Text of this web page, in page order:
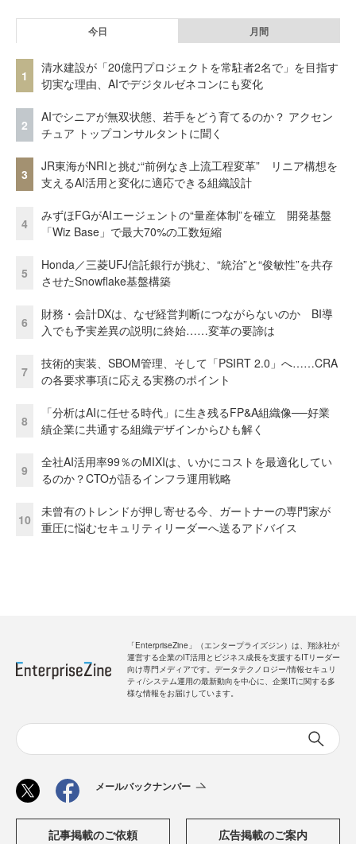
今日 月間
1
清水建設が「20億円プロジェクトを常駐者2名で」を目指す
切実な理由、AIでデジタルゼネコンにも変化
2
AIでシニアが無双状態、若手をどう育てるのか？ アクセン
チュア トップコンサルタントに聞く
3
JR東海がNRIと挑む“前例なき上流工程変革” リニア構想を
支えるAI活用と変化に適応できる組織設計
4
みずほFGがAIエージェントの“量産体制”を確立 開発基盤
「Wiz Base」で最大70%の工数短縮
5
Honda／三菱UFJ信託銀行が挑む、“統治”と“俊敏性”を共存
させたSnowflake基盤構築
6
財務・会計DXは、なぜ経営判断につながらないのか BI導
入でも予実差異の説明に終始……変革の要諦は
7
技術的実装、SBOM管理、そして「PSIRT 2.0」へ……CRA
の各要求事項に応える実務のポイント
8
「分析はAIに任せる時代」に生き残るFP&A組織像──好業
績企業に共通する組織デザインからひも解く
9
全社AI活用率99％のMIXIは、いかにコストを最適化してい
るのか？CTOが語るインフラ運用戦略
10
未曾有のトレンドが押し寄せる今、ガートナーの専門家が
重圧に悩むセキュリティリーダーへ送るアドバイス
「EnterpriseZine」（エンタープライズジン）は、翔泳社が
運営する企業のIT活用とビジネス成長を支援するITリーダー
向け専門メディアです。データテクノロジー/情報セキュリ
ティ/システム運用の最新動向を中心に、企業ITに関する多
様な情報をお届けしています。
メールバックナンバー
記事掲載のご依頼 広告掲載のご案内